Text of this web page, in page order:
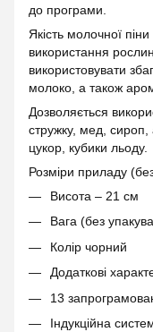
до програми.
Якість молочної
використання
використовувати
молоко, а також
Дозволяється
стружку, мед, сироп,
цукор, кубики льоду.
Розміри приладу
Висота – 21 см
Вага (без
Колір чорний
Додаткові
13
Індукційна